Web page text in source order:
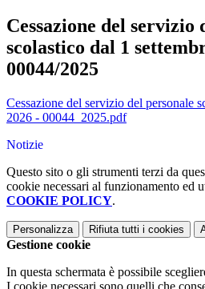
Cessazione del servizio
scolastico dal 1
00044/2025
Cessazione del servizio del personale
2026 - 00044_2025.pdf
Notizie
Questo sito o gli strumenti terzi da
cookie necessari al funzionamento ed
COOKIE POLICY.
Personalizza Rifiuta tutti i cookies
Gestione cookie
In questa schermata è possibile